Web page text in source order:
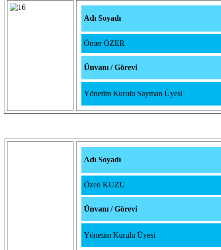
Adı Soyadı
Ömer ÖZER
Ünvanı / Görevi
Yönetim Kurulu Sayman Üyesi
Adı Soyadı
Özen KUZU
Ünvanı / Görevi
Yönetim Kurulu Üyesi